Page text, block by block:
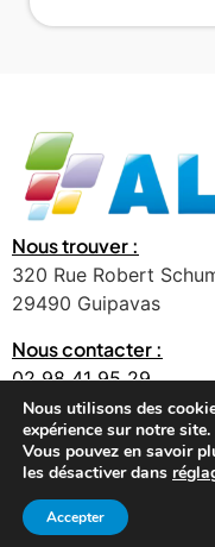
Nous trouver :
320 Rue Robert
29490 Guipavas
Nous contacter :
02 98 41 95 29
contact@allray.bzh
Mentions
Nous utilisons des
expérience sur notre site.
Vous pouvez en savoir
les désactiver dans
Accepter